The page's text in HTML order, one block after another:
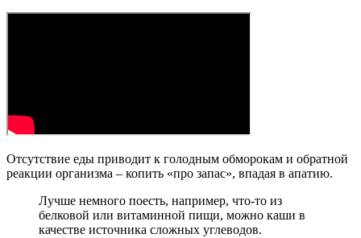
Отсутствие еды приводит к голодным обморокам и обратной
реакции организма – копить «про запас», впадая в апатию.
Лучше немного поесть, например, что-то из
белковой или витаминной пищи, можно каши в
качестве источника сложных углеводов.